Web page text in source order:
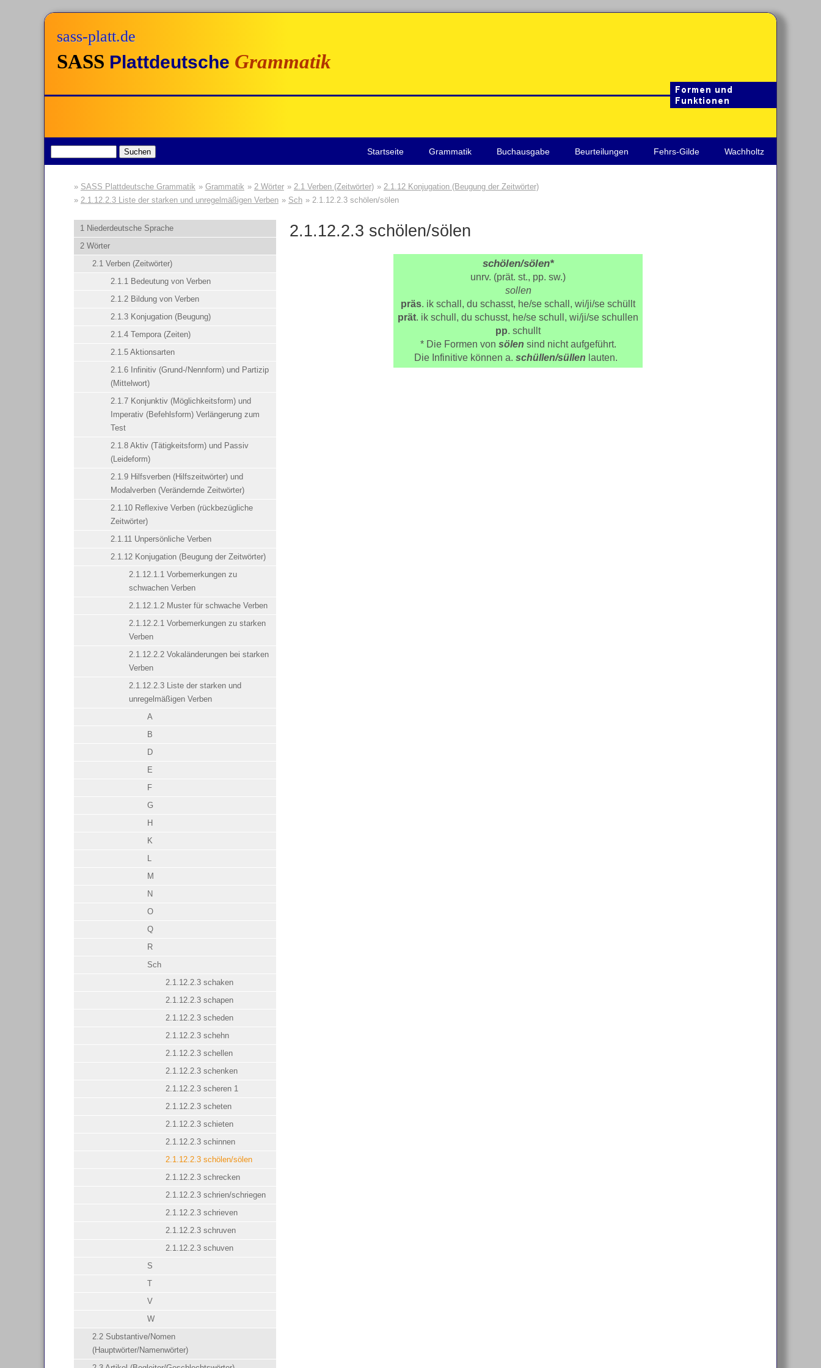
sass-platt.de
SASS Plattdeutsche Grammatik
Startseite Grammatik Buchausgabe Beurteilungen Fehrs-Gilde Wachholtz
SASS Plattdeutsche Grammatik Grammatik 2 Wörter 2.1 Verben (Zeitwörter)
2.1.12 Konjugation (Beugung der Zeitwörter)
2.1.12.2.3 Liste der starken und unregelmäßigen Verben
Sch 2.1.12.2.3 schölen/sölen
1 Niederdeutsche Sprache
2 Wörter
2.1 Verben (Zeitwörter)
2.1.1 Bedeutung von Verben
2.1.2 Bildung von Verben
2.1.3 Konjugation (Beugung)
2.1.4 Tempora (Zeiten)
2.1.5 Aktionsarten
2.1.6 Infinitiv (Grund-/Nennform) und Partizip
(Mittelwort)
2.1.7 Konjunktiv (Möglichkeitsform) und
Imperativ (Befehlsform) Verlängerung zum
Test
2.1.8 Aktiv (Tätigkeitsform) und Passiv
(Leideform)
2.1.9 Hilfsverben (Hilfszeitwörter) und
Modalverben (Verändernde Zeitwörter)
2.1.10 Reflexive Verben (rückbezügliche
Zeitwörter)
2.1.11 Unpersönliche Verben
2.1.12 Konjugation (Beugung der Zeitwörter)
2.1.12.1.1 Vorbemerkungen zu
schwachen Verben
2.1.12.1.2 Muster für schwache Verben
2.1.12.2.1 Vorbemerkungen zu starken
Verben
2.1.12.2.2 Vokaländerungen bei starken
Verben
2.1.12.2.3 Liste der starken und
unregelmäßigen Verben
A
B
D
E
F
G
H
K
L
M
N
O
Q
R
Sch
2.1.12.2.3 schaken
2.1.12.2.3 schapen
2.1.12.2.3 scheden
2.1.12.2.3 schehn
2.1.12.2.3 schellen
2.1.12.2.3 schenken
2.1.12.2.3 scheren 1
2.1.12.2.3 scheten
2.1.12.2.3 schieten
2.1.12.2.3 schinnen
2.1.12.2.3 schölen/sölen
2.1.12.2.3 schrecken
2.1.12.2.3 schrien/schriegen
2.1.12.2.3 schrieven
2.1.12.2.3 schruven
2.1.12.2.3 schuven
S
T
V
W
2.2 Substantive/Nomen
(Hauptwörter/Namenwörter)
2.1.12.2.3 schölen/sölen
schölen/sölen*
unrv. (prät. st., pp. sw.)
sollen
präs. ik schall, du schasst, he/se schall, wi/ji/se schüllt
prät. ik schull, du schusst, he/se schull, wi/ji/se schullen
pp. schullt
* Die Formen von sölen sind nicht aufgeführt.
Die Infinitive können a. schüllen/süllen lauten.